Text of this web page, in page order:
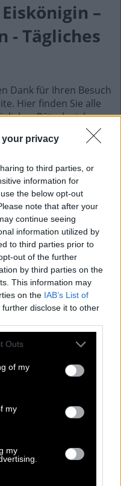
your privacy
to third parties, or
information for
the below opt-out
note that after your
continue seeing
information utilized by
to third parties prior to
out of the further
by third parties on the
This information may
on the IAB’s List of
further disclose it to other
Outs
of my
my
my
–
- Tägliches
Dank für Ihren Besuch
Hier finden Sie alle
Rätselspiel.
die neue wunderbare
mit Spielen wie
Spiele sind
können Sie
erraten, die
schlagen. Entwickelt
besten Puzzle-
Store.
direkt auf Ihrem
Sie Ihre
möchten! Trainieren Sie
brillante
Wortschatz und Ihr
Meister im
Sie jede Menge Spaß –
enthält Antworten auf
– Völlig